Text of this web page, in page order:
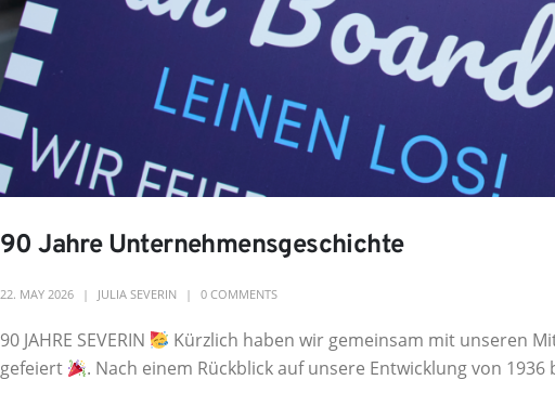
90 Jahre Unternehmensgeschichte
22. MAY 2026 JULIA SEVERIN 0 COMMENTS
90 JAHRE SEVERIN
Kürzlich haben wir gemeinsam mit unseren
gefeiert
. Nach einem Rückblick auf unsere Entwicklung von